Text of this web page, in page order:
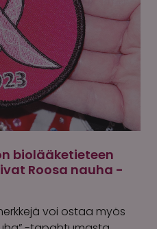
biolääketieteen
Roosa nauha -
voi ostaa myös